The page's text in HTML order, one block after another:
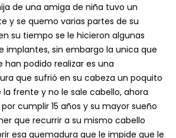
de una amiga de niña tuvo un
y se quemo varias partes de su
su tiempo se le hicieron algunas
implantes, sin embargo la unica que
han podido realizar es una
que sufrió en su cabeza un poquito
la frente y no le sale cabello, ahora
cumplir 15 años y su mayor sueño
que recurrir a su mismo cabello
esa quemadura que le impide que le